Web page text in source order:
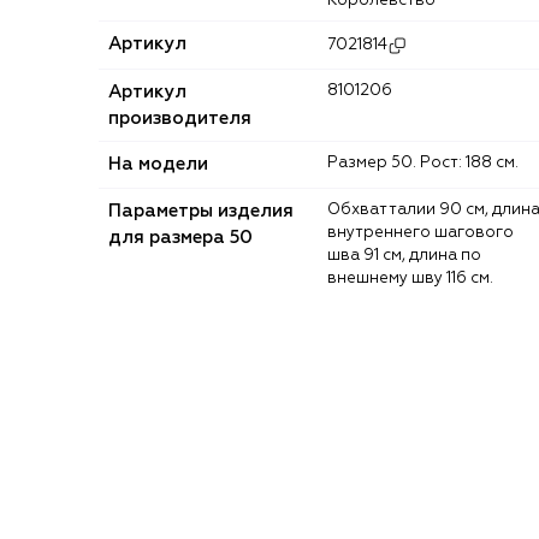
Артикул 7021814
Артикул
производителя
8101206
На модели Размер 50. Рост: 188 см.
Параметры изделия
для размера 50
Обхват талии 90 см, длина
внутреннего шагового
шва 91 см, длина по
внешнему шву 116 см.